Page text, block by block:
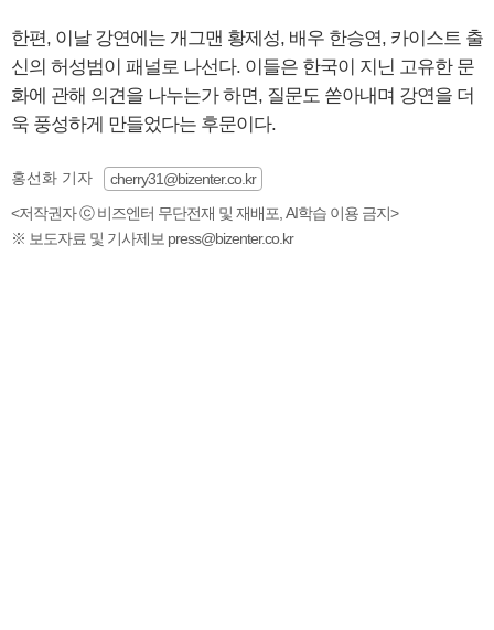
한편, 이날 강연에는 개그맨 황제성, 배우 한승연, 카이스트 출
신의 허성범이 패널로 나선다. 이들은 한국이 지닌 고유한 문
화에 관해 의견을 나누는가 하면, 질문도 쏟아내며 강연을 더
욱 풍성하게 만들었다는 후문이다.
홍선화 기자
cherry31@bizenter.co.kr
<저작권자 ⓒ 비즈엔터 무단전재 및 재배포, AI학습 이용 금지>
※ 보도자료 및 기사제보 press@bizenter.co.kr